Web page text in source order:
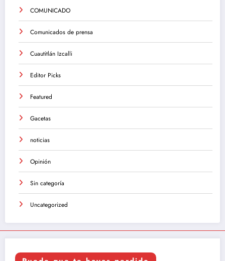
COMUNICADO
Comunicados de prensa
Cuautitlán Izcalli
Editor Picks
Featured
Gacetas
noticias
Opinión
Sin categoría
Uncategorized